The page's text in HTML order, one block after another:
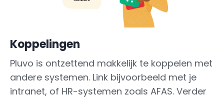
Koppelingen
Pluvo is ontzettend makkelijk te koppelen met
andere systemen. Link bijvoorbeeld met je
intranet, of HR-systemen zoals AFAS. Verder